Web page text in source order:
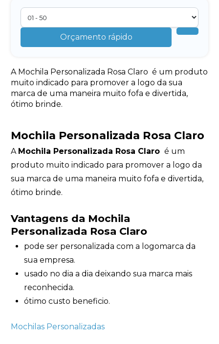
Orçamento rápido
A Mochila Personalizada Rosa Claro é um produto
muito indicado para promover a logo da sua
marca de uma maneira muito fofa e divertida,
ótimo brinde.
Mochila Personalizada Rosa Claro
A Mochila Personalizada Rosa Claro é um
produto muito indicado para promover a logo da
sua marca de uma maneira muito fofa e divertida,
ótimo brinde.
Vantagens da Mochila
Personalizada Rosa Claro
pode ser personalizada com a logomarca da
sua empresa.
usado no dia a dia deixando sua marca mais
reconhecida.
ótimo custo beneficio.
Mochilas Personalizadas